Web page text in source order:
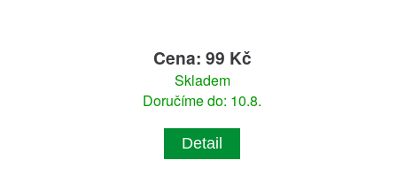
Cena: 99 Kč
Skladem
Doručíme do: 10.8.
Detail